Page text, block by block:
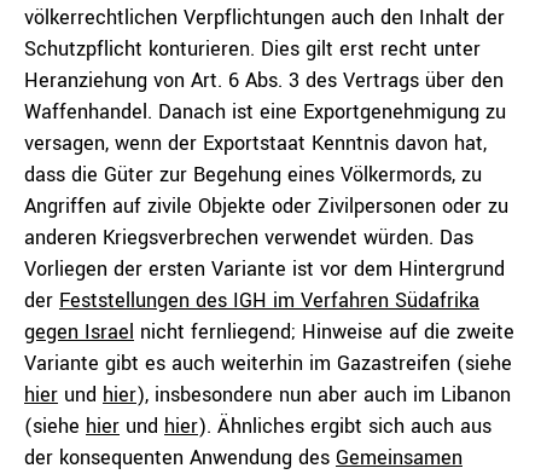
völkerrechtlichen Verpflichtungen auch den Inhalt der
Schutzpflicht konturieren. Dies gilt erst recht unter
Heranziehung von Art. 6 Abs. 3 des Vertrags über den
Waffenhandel. Danach ist eine Exportgenehmigung zu
versagen, wenn der Exportstaat Kenntnis davon hat,
dass die Güter zur Begehung eines Völkermords, zu
Angriffen auf zivile Objekte oder Zivilpersonen oder zu
anderen Kriegsverbrechen verwendet würden. Das
Vorliegen der ersten Variante ist vor dem Hintergrund
der Feststellungen des IGH im Verfahren Südafrika
gegen Israel nicht fernliegend; Hinweise auf die zweite
Variante gibt es auch weiterhin im Gazastreifen (siehe
hier und hier), insbesondere nun aber auch im Libanon
(siehe hier und hier). Ähnliches ergibt sich auch aus
der konsequenten Anwendung des Gemeinsamen